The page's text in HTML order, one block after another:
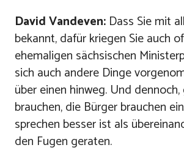
David Vandeven: Dass Sie mit
bekannt, dafür kriegen Sie auch
ehemaligen sächsischen
sich auch andere Dinge
über einen hinweg. Und
brauchen, die Bürger brauchen
sprechen besser ist als
den Fugen geraten.